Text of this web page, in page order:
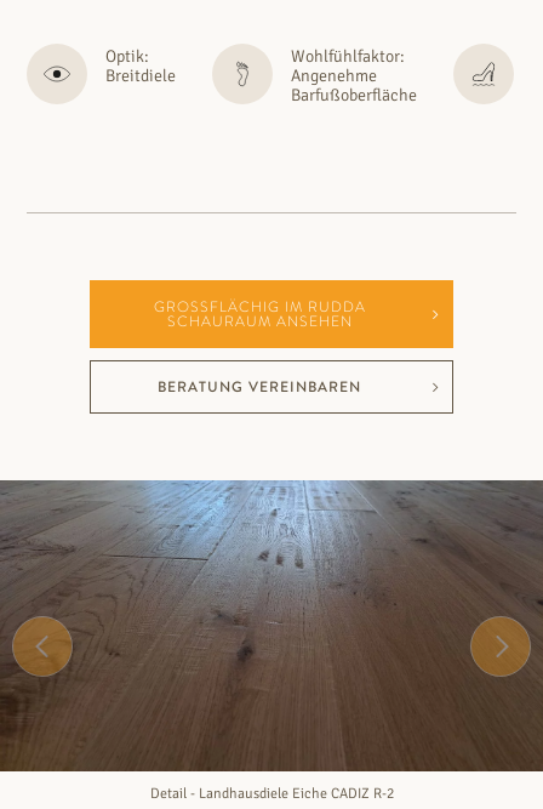
Optik:
Breitdiele
Wohlfühlfaktor:
Angenehme
Barfußoberfläche
GROSSFLÄCHIG IM RUDDA S
CHAURAUM ANSEHEN
BERATUNG VEREINBAREN
Detail - Landhausdiele Eiche CADIZ R-2